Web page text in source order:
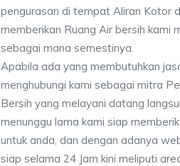
pengurasan di tempat Aliran Kotor
memberikan Ruang Air bersih kami
sebagai mana semestinya.
Apabila ada yang membutuhkan
menghubungi kami sebagai mitra
Bersih yang melayani datang
menunggu lama kami siap
untuk anda, dan dengan adanya
siap selama 24 Jam kini meliputi